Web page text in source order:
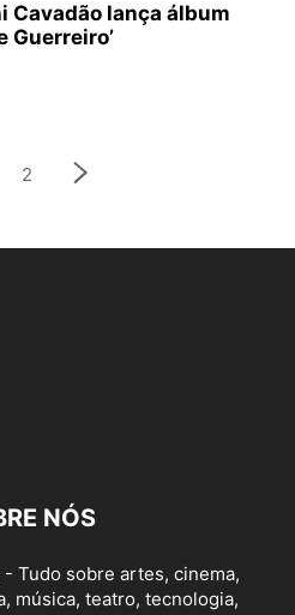
Cavadão lança álbum
Guerreiro’
2
NÓS
Tudo sobre artes, cinema,
música, teatro, tecnologia,